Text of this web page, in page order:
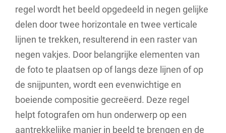
regel wordt het beeld opgedeeld in negen gelijke
delen door twee horizontale en twee verticale
lijnen te trekken, resulterend in een raster van
negen vakjes. Door belangrijke elementen van
de foto te plaatsen op of langs deze lijnen of op
de snijpunten, wordt een evenwichtige en
boeiende compositie gecreëerd. Deze regel
helpt fotografen om hun onderwerp op een
aantrekkelijke manier in beeld te brengen en de